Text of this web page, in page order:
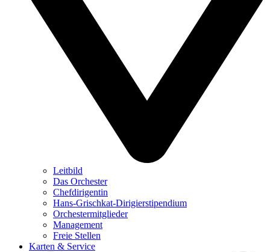
Leitbild
Das Orchester
Chefdirigentin
Hans-Grischkat-Dirigierstipendium
Orchestermitglieder
Management
Freie Stellen
Karten & Service